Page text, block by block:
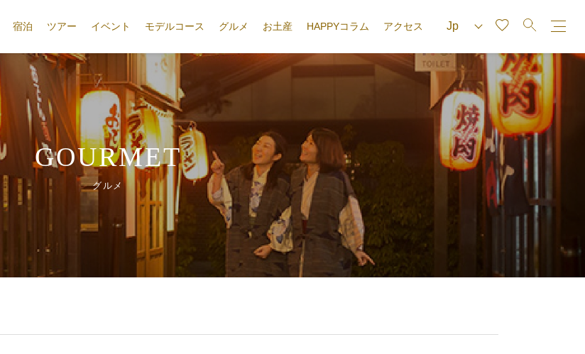
宿泊 ツアー イベント モデルコース グルメ お土産 HAPPYコラム アクセス
GOURMET
グルメ